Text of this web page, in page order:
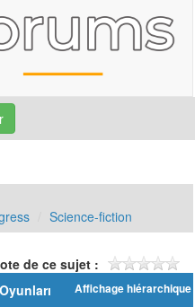
Science-fiction
de ce sujet :
Affichage hiérarchique